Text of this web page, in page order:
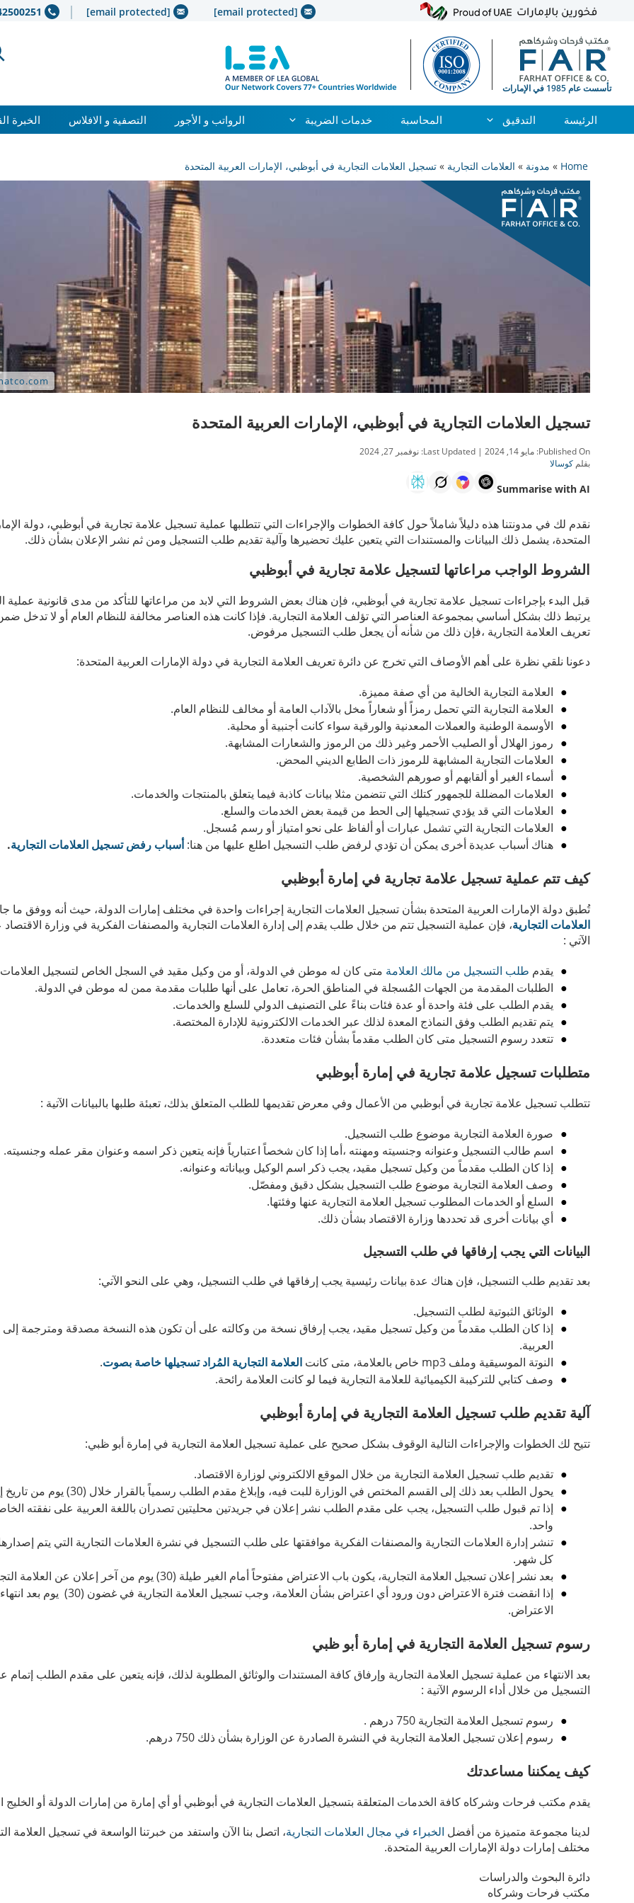
[email protected]
[email protected]
الرئيسة التدقيق المحاسبة خدمات الضريبة الرواتب و الأجور التصفية و الافلاس الخبرة
Home
» مدونة » العلامات التجارية » تسجيل العلامات التجارية في أبوظبي، الإمارات العربية المتحدة
تسجيل العلامات التجارية في أبوظبي، الإمارات العربية المتحدة
Published On: مايو 14, 2024 | Last Updated:
نوفمبر 27, 2024
بقلم كوسالا
Summarise with AI
نقدم لك في مدونتنا هذه دليلاً شاملاً حول كافة الخطوات والإجراءات التي تتطلبها عملية تسجيل علامة تجارية في أبوظبي، دولة
المتحدة، يشمل ذلك البيانات والمستندات التي يتعين عليك تحضيرها وآلية تقديم طلب التسجيل ومن ثم نشر الإعلان بشأن ذلك.
الشروط الواجب مراعاتها لتسجيل علامة تجارية في أبوظبي
قبل البدء بإجراءات تسجيل علامة تجارية في أبوظبي، فإن هناك بعض الشروط التي لابد من مراعاتها للتأكد من مدى قانونية عملية
يرتبط ذلك بشكل أساسي بمجموعة العناصر التي تؤلف العلامة التجارية. فإذا كانت هذه العناصر مخالفة للنظام العام أو لا تدخل
تعريف العلامة التجارية ،فإن ذلك من شأنه أن يجعل طلب التسجيل مرفوض.
دعونا نلقي نظرة على أهم الأوصاف التي تخرج عن دائرة تعريف العلامة التجارية في دولة الإمارات العربية المتحدة:
العلامة التجارية الخالية من أي صفة مميزة.
العلامة التجارية التي تحمل رمزاً أو شعاراً مخل بالآداب العامة أو مخالف للنظام العام.
الأوسمة الوطنية والعملات المعدنية والورقية سواء كانت أجنبية أو محلية.
رموز الهلال أو الصليب الأحمر وغير ذلك من الرموز والشعارات المشابهة.
العلامات التجارية المشابهة للرموز ذات الطابع الديني المحض.
أسماء الغير أو ألقابهم أو صورهم الشخصية.
العلامات المضللة للجمهور كتلك التي تتضمن مثلا بيانات كاذبة فيما يتعلق بالمنتجات والخدمات.
العلامات التي قد يؤدي تسجيلها إلى الحط من قيمة بعض الخدمات والسلع.
العلامات التجارية التي تشمل عبارات أو ألفاظ على نحو امتياز أو رسم مُسجل.
هناك أسباب عديدة أخرى يمكن أن تؤدي لرفض طلب التسجيل اطلع عليها من هنا:أسباب رفض تسجيل العلامات التجارية.
كيف تتم عملية تسجيل علامة تجارية في إمارة أبوظبي
تُطبق دولة الإمارات العربية المتحدة بشأن تسجيل العلامات التجارية إجراءات واحدة في مختلف إمارات الدولة، حيث أنه ووفق ما
العلامات التجارية، فإن عملية التسجيل تتم من خلال طلب يقدم إلى إدارة العلامات التجارية والمصنفات الفكرية في وزارة الاقتصاد
الآتي :
يقدم طلب التسجيل من مالك العلامة متى كان له موطن في الدولة، أو من وكيل مقيد في السجل الخاص لتسجيل العلامات
الطلبات المقدمة من الجهات المُسجلة في المناطق الحرة، تعامل على أنها طلبات مقدمة ممن له موطن في الدولة.
يقدم الطلب على فئة واحدة أو عدة فئات بناءً على التصنيف الدولي للسلع والخدمات.
يتم تقديم الطلب وفق النماذج المعدة لذلك عبر الخدمات الالكترونية للإدارة المختصة.
تتعدد رسوم التسجيل متى كان الطلب مقدماً بشأن فئات متعددة.
متطلبات تسجيل علامة تجارية في إمارة أبوظبي
تتطلب تسجيل علامة تجارية في أبوظبي من الأعمال وفي معرض تقديمها للطلب المتعلق بذلك، تعبئة طلبها بالبيانات الآتية :
صورة العلامة التجارية موضوع طلب التسجيل.
اسم طالب التسجيل وعنوانه وجنسيته ومهنته ،أما إذا كان شخصاً اعتبارياً فإنه يتعين ذكر اسمه وعنوان مقر عمله وجنسيته.
إذا كان الطلب مقدماً من وكيل تسجيل مقيد، يجب ذكر اسم الوكيل وبياناته وعنوانه.
وصف العلامة التجارية موضوع طلب التسجيل بشكل دقيق ومفصّل.
السلع أو الخدمات المطلوب تسجيل العلامة التجارية عنها وفئتها.
أي بيانات أخرى قد تحددها وزارة الاقتصاد بشأن ذلك.
البيانات التي يجب إرفاقها في طلب التسجيل
بعد تقديم طلب التسجيل، فإن هناك عدة بيانات رئيسية يجب إرفاقها في طلب التسجيل، وهي على النحو الآتي:
الوثائق الثبوتية لطلب التسجيل.
إذا كان الطلب مقدماً من وكيل تسجيل مقيد، يجب إرفاق نسخة من وكالته على أن تكون هذه النسخة مصدقة ومترجمة إلى
العربية.
النوتة الموسيقية وملف mp3 خاص بالعلامة، متى كانت
العلامة التجارية المُراد تسجيلها خاصة بصوت.
وصف كتابي للتركيبة الكيميائية للعلامة التجارية فيما لو كانت العلامة رائحة.
آلية تقديم طلب تسجيل العلامة التجارية في إمارة أبوظبي
تتيح لك الخطوات والإجراءات التالية الوقوف بشكل صحيح على عملية تسجيل العلامة التجارية في إمارة أبو ظبي:
تقديم طلب تسجيل العلامة التجارية من خلال الموقع الالكتروني لوزارة الاقتصاد.
يحول الطلب بعد ذلك إلى القسم المختص في الوزارة للبت فيه، وإبلاغ مقدم الطلب رسمياً بالقرار خلال (30) يوم من تاريخ إيداع الطلب.
إذا تم قبول طلب التسجيل، يجب على مقدم الطلب نشر إعلان في جريدتين محليتين تصدران باللغة العربية على نفقته
واحد.
تنشر إدارة العلامات التجارية والمصنفات الفكرية موافقتها على طلب التسجيل في نشرة العلامات التجارية التي يتم
كل شهر.
بعد نشر إعلان تسجيل العلامة التجارية، يكون باب الاعتراض مفتوحاً أمام الغير طيلة (30) يوم من آخر إعلان عن العلامة التجارية.
إذا انقضت فترة الاعتراض دون ورود أي اعتراض بشأن العلامة، وجب تسجيل العلامة
الاعتراض.
رسوم تسجيل العلامة التجارية في إمارة أبو ظبي
بعد الانتهاء من عملية تسجيل العلامة التجارية وإرفاق كافة المستندات والوثائق المطلوبة لذلك، فإنه يتعين على مقدم الطلب إتمام
التسجيل من خلال أداء الرسوم الآتية :
رسوم تسجيل العلامة التجارية 750 درهم .
رسوم إعلان تسجيل العلامة التجارية في النشرة الصادرة عن الوزارة بشأن ذلك 750 درهم.
كيف يمكننا مساعدتك
يقدم مكتب فرحات وشركاه كافة الخدمات المتعلقة بتسجيل العلامات التجارية في أبوظبي أو أي إمارة من إمارات الدولة أو الخليج
لدينا مجموعة متميزة من أفضل الخبراء في مجال العلامات التجارية، اتصل بنا الآن واستفد من خبرتنا الواسعة في تسجيل العلامة
مختلف إمارات دولة الإمارات العربية المتحدة.
دائرة البحوث والدراسات
مكتب فرحات وشركاه